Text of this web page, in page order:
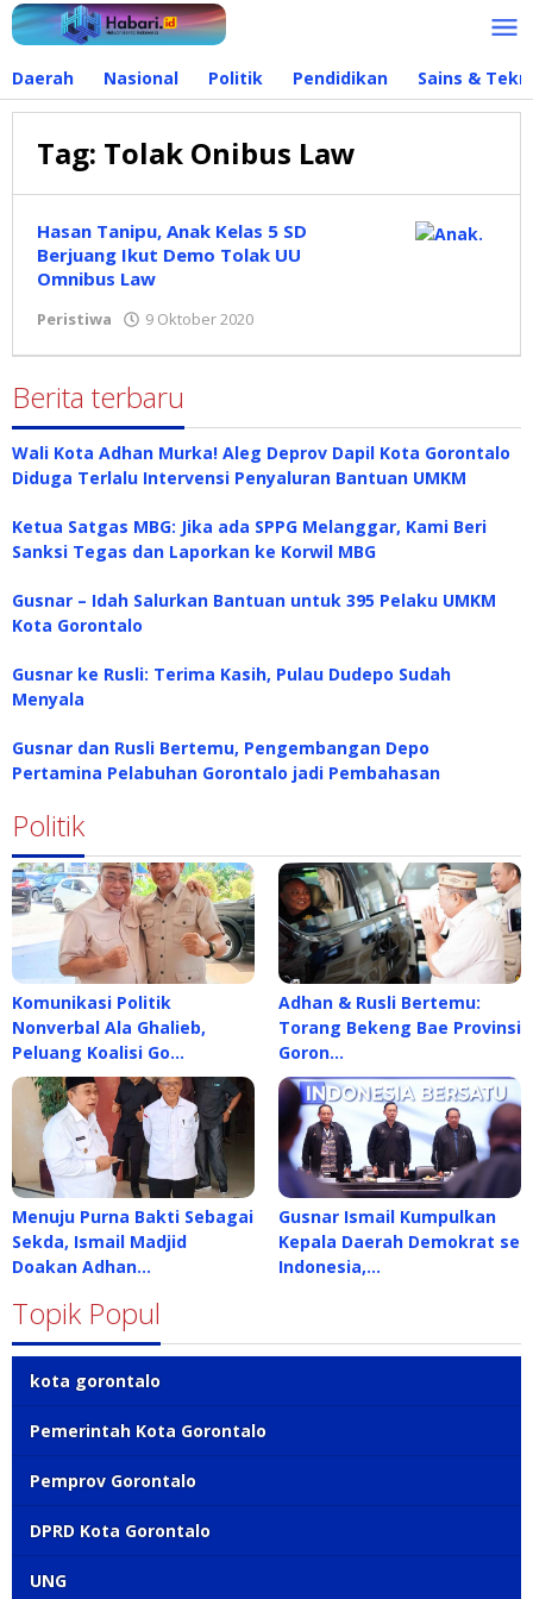
Lewati
ke
Daerah Nasional Politik Pendidikan Sains &
Tag: Tolak Onibus Law
Hasan Tanipu, Anak Kelas 5 SD
Berjuang Ikut Demo Tolak UU
Omnibus Law
Peristiwa 9 Oktober 2020
Berita terbaru
Wali Kota Adhan Murka! Aleg Deprov Dapil Kota Gorontalo
Diduga Terlalu Intervensi Penyaluran Bantuan UMKM
Ketua Satgas MBG: Jika ada SPPG Melanggar, Kami Beri
Sanksi Tegas dan Laporkan ke Korwil MBG
Gusnar – Idah Salurkan Bantuan untuk 395 Pelaku UMKM
Kota Gorontalo
Gusnar ke Rusli: Terima Kasih, Pulau Dudepo Sudah
Menyala
Gusnar dan Rusli Bertemu, Pengembangan Depo
Pertamina Pelabuhan Gorontalo jadi Pembahasan
Politik
Komunikasi Politik
Nonverbal Ala Ghalieb,
Peluang Koalisi Go…
Adhan & Rusli Bertemu:
Torang Bekeng Bae Provinsi
Goron…
Menuju Purna Bakti Sebagai
Sekda, Ismail Madjid
Doakan Adhan…
Gusnar Ismail Kumpulkan
Kepala Daerah Demokrat se
Indonesia,…
Topik Popul
kota gorontalo
Pemerintah Kota Gorontalo
Pemprov Gorontalo
DPRD Kota Gorontalo
UNG